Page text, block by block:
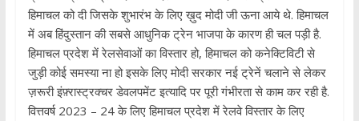
हिमाचल को दी जिसके शुभारंभ के लिए ख़ुद मोदी जी ऊना आये थे. हिमाचल
में अब हिंदुस्तान की सबसे आधुनिक ट्रेन भाजपा के कारण ही चल पड़ी है.
हिमाचल प्रदेश में रेलसेवाओं का विस्तार हो, हिमाचल को कनेक्टिविटी से
जुड़ी कोई समस्या ना हो इसके लिए मोदी सरकार नई ट्रेनें चलाने से लेकर
ज़रूरी इंफ़्रास्ट्रक्चर डेवलपमेंट इत्यादि पर पूरी गंभीरता से काम कर रही है.
वित्तवर्ष 2023 – 24 के लिए हिमाचल प्रदेश में रेलवे विस्तार के लिए